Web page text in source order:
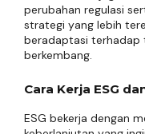
perubahan regulasi
strategi yang lebih
beradaptasi terhadap
berkembang.
Cara Kerja ESG
ESG bekerja dengan